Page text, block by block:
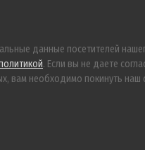
данные посетителей
. Если вы не даете
вам необходимо покинуть наш